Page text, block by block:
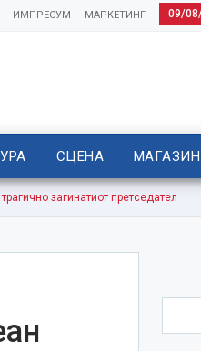
09/
МАРКЕТИНГ
ИМПРЕСУМ
СЦЕНА МАГАЗИН
загинатиот претседател